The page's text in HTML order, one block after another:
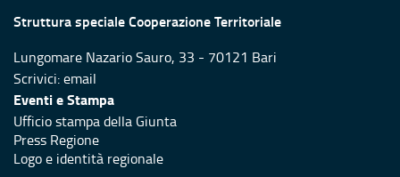
Struttura speciale Cooperazione Territoriale
Lungomare Nazario Sauro, 33 - 70121 Bari
Scrivici:email
Eventi e Stampa
Ufficio stampa della Giunta
Press Regione
Logo e identità regionale